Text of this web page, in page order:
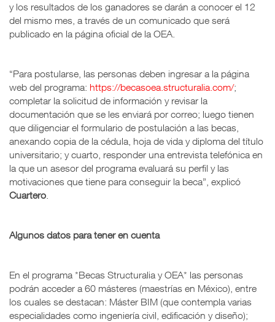
y los resultados de los ganadores se darán a conocer el 12
del mismo mes, a través de un comunicado que será
publicado en la página oficial de la OEA.
“Para postularse, las personas deben ingresar a la página
web del programa: https://becasoea.structuralia.com/;
completar la solicitud de información y revisar la
documentación que se les enviará por correo; luego tienen
que diligenciar el formulario de postulación a las becas,
anexando copia de la cédula, hoja de vida y diploma del título
universitario; y cuarto, responder una entrevista telefónica en
la que un asesor del programa evaluará su perfil y las
motivaciones que tiene para conseguir la beca”, explicó
Cuartero
Algunos datos para tener en cuenta
En el programa *Becas Structuralia y OEA* las personas
podrán acceder a 60 másteres (maestrías en México), entre
los cuales se destacan: Máster BIM (que contempla varias
especialidades como ingeniería civil, edificación y diseño);